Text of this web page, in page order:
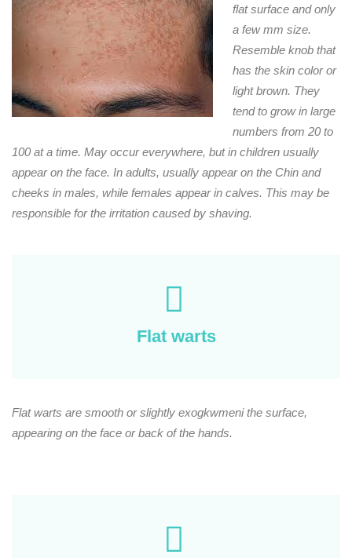
flat surface and only
a few mm size.
Resemble knob that
has the skin color or
light brown. They
tend to grow in large
numbers from 20 to
100 at a time. May occur everywhere, but in children usually
appear on the face. In adults, usually appear on the Chin and
cheeks in males, while females appear in calves. This may be
responsible for the irritation caused by shaving.
Flat warts
Flat warts are smooth or slightly exogkwmeni the surface,
appearing on the face or back of the hands.